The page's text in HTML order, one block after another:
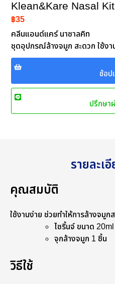
Klean&Kare Nasal Kit
฿35
คลีนแอนด์แคร์ นาซาลคิท
ชุดอุปกรณ์ล้างจมูก สะดวก ใช้งา
ช้อป
ปรึกษา
รายละเ
คุณสมบัติ
ใช้งานง่าย ช่วยทำให้การล้างจมู
ไซริ้นจ์ ขนาด
จุกล้างจมูก 1 ชิ้น
วิธีใช้